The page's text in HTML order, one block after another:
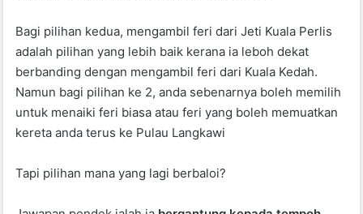
Bagi pilihan kedua, mengambil feri dari Jeti Kuala Perlis
adalah pilihan yang lebih baik kerana ia leboh dekat
berbanding dengan mengambil feri dari Kuala Kedah.
Namun bagi pilihan ke 2, anda sebenarnya boleh memilih
untuk menaiki feri biasa atau feri yang boleh memuatkan
kereta anda terus ke Pulau Langkawi
Tapi pilihan mana yang lagi berbaloi?